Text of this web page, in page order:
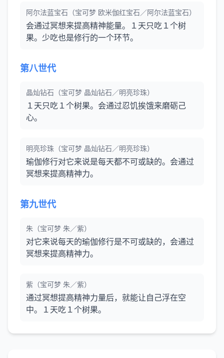
阿尔法蓝宝石（宝可梦 欧米伽红宝石／阿尔法蓝宝石）
会通过冥想来提高精神能量。１天只吃１个树
果。少吃也是修行的一个环节。
第八世代
晶灿钻石（宝可梦 晶灿钻石／明亮珍珠）
１天只吃１个树果。会通过忍饥挨饿来磨砺己
心。
明亮珍珠（宝可梦 晶灿钻石／明亮珍珠）
瑜伽修行对它来说是每天都不可或缺的。会通过
冥想来提高精神力。
第九世代
朱（宝可梦 朱／紫）
对它来说每天的瑜伽修行是不可或缺的，会通过
冥想来提高精神力。
紫（宝可梦 朱／紫）
通过冥想提高精神力量后，就能让自己浮在空
中。１天吃１个树果。